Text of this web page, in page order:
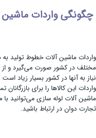
چگونگی واردات
واردات ماشین آلات خطوط تولید به
مختلف در کشور صورت می‌گیرد و از
نیاز به آنها در کشور بسیار زیاد
واردات این کالاها را برای
ماشین آلات لوله سازی می‌توانید
تجارت دوان در ارتباط باشید.